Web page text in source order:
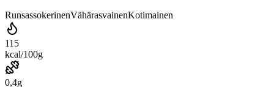
RunsassokerinenVähärasvainenKotimainen
115
kcal/100g
0,4g